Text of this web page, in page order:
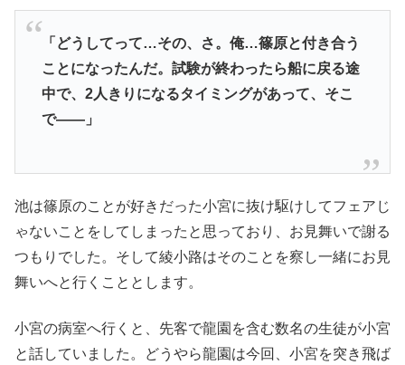
「どうしてって…その、さ。俺…篠原と付き合う
ことになったんだ。試験が終わったら船に戻る途
中で、2人きりになるタイミングがあって、そこ
で――」
池は篠原のことが好きだった小宮に抜け駆けしてフェアじ
ゃないことをしてしまったと思っており、お見舞いで謝る
つもりでした。そして綾小路はそのことを察し一緒にお見
舞いへと行くこととします。
小宮の病室へ行くと、先客で龍園を含む数名の生徒が小宮
と話していました。どうやら龍園は今回、小宮を突き飛ば